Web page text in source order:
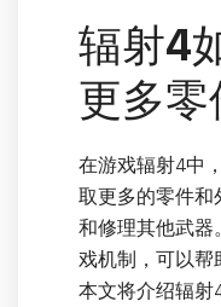
辐射4
更多
在游戏辐射4中
取更多的零件和
和修理其他武器
戏机制，可以帮
本文将介绍辐射